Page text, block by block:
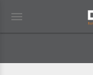
menu